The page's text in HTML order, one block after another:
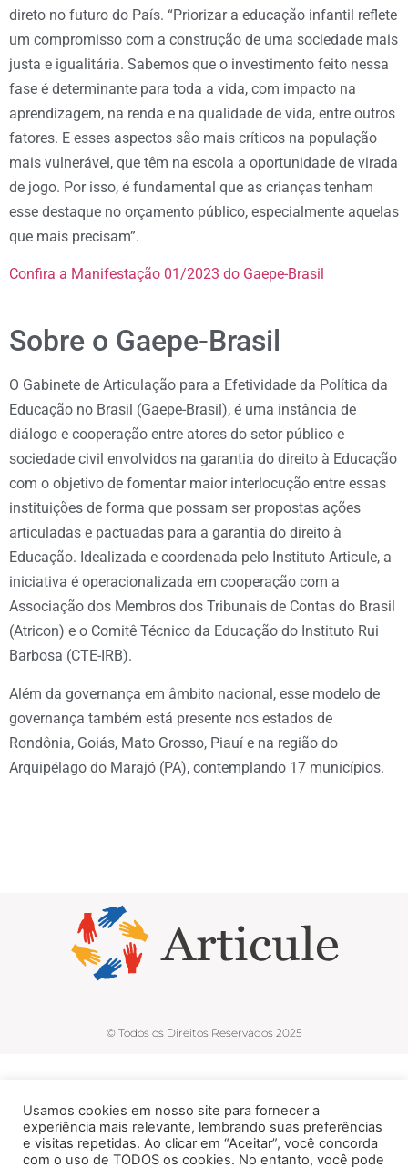
direto no futuro do País. “Priorizar a educação infantil reflete
um compromisso com a construção de uma sociedade mais
justa e igualitária. Sabemos que o investimento feito nessa
fase é determinante para toda a vida, com impacto na
aprendizagem, na renda e na qualidade de vida, entre outros
fatores. E esses aspectos são mais críticos na população
mais vulnerável, que têm na escola a oportunidade de virada
de jogo. Por isso, é fundamental que as crianças tenham
esse destaque no orçamento público, especialmente aquelas
que mais precisam”.
Confira a Manifestação 01/2023 do Gaepe-Brasil
Sobre o Gaepe-Brasil
O Gabinete de Articulação para a Efetividade da Política da
Educação no Brasil (Gaepe-Brasil), é uma instância de
diálogo e cooperação entre atores do setor público e
sociedade civil envolvidos na garantia do direito à Educação
com o objetivo de fomentar maior interlocução entre essas
instituições de forma que possam ser propostas ações
articuladas e pactuadas para a garantia do direito à
Educação. Idealizada e coordenada pelo Instituto Articule, a
iniciativa é operacionalizada em cooperação com a
Associação dos Membros dos Tribunais de Contas do Brasil
(Atricon) e o Comitê Técnico da Educação do Instituto Rui
Barbosa (CTE-IRB).
Além da governança em âmbito nacional, esse modelo de
governança também está presente nos estados de
Rondônia, Goiás, Mato Grosso, Piauí e na região do
Arquipélago do Marajó (PA), contemplando 17 municípios.
© Todos os Direitos Reservados 2025
Usamos cookies em nosso site para fornecer a
experiência mais relevante, lembrando suas preferências
e visitas repetidas. Ao clicar em “Aceitar”, você concorda
com o uso de TODOS os cookies. No entanto, você pode